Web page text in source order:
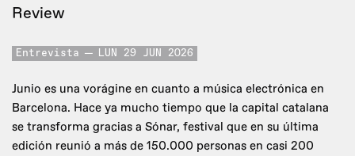
Review
Entrevista LUN 29 JUN 2026
Junio es una vorágine en cuanto a música electrónica en
Barcelona. Hace ya mucho tiempo que la capital catalana
se transforma gracias a Sónar, festival que en su última
edición reunió a más de 150.000 personas en casi 200